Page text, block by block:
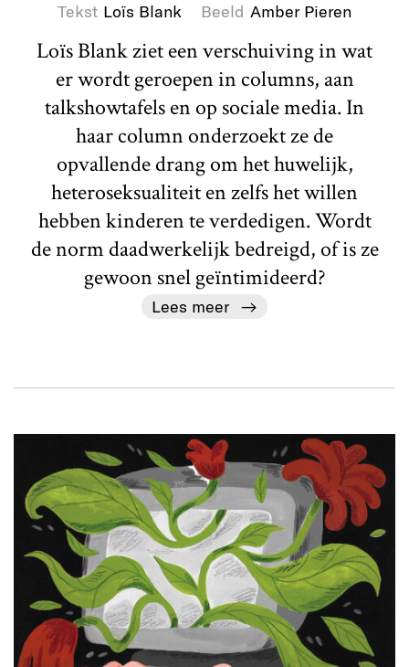
Tekst Loïs Blank Beeld Amber Pieren
Loïs Blank ziet een verschuiving in wat
er wordt geroepen in columns, aan
talkshowtafels en op sociale media. In
haar column onderzoekt ze de
opvallende drang om het huwelijk,
heteroseksualiteit en zelfs het willen
hebben kinderen te verdedigen. Wordt
de norm daadwerkelijk bedreigd, of is ze
gewoon snel geïntimideerd?
Lees meer